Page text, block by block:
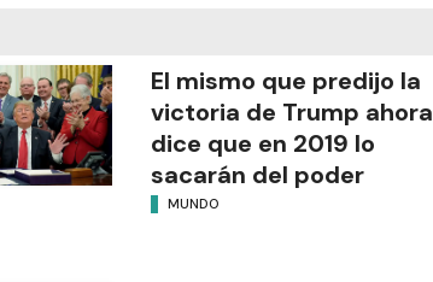
El mismo que predijo la
victoria de Trump ahora
dice que en 2019 lo
sacarán del poder
MUNDO